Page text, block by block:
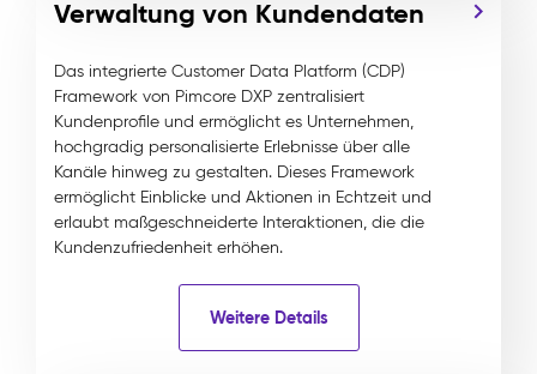
Verwaltung von Kundendaten
Das integrierte Customer Data Platform (CDP)
Framework von Pimcore DXP zentralisiert
Kundenprofile und ermöglicht es Unternehmen,
hochgradig personalisierte Erlebnisse über alle
Kanäle hinweg zu gestalten. Dieses Framework
ermöglicht Einblicke und Aktionen in Echtzeit und
erlaubt maßgeschneiderte Interaktionen, die die
Kundenzufriedenheit erhöhen.
Weitere Details